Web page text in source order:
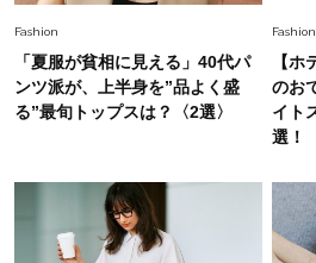
選び」！
Fashion 2026.7.9
スタイリストが本気
Fashion
Fashion
「夏服が貧相に見える」40代パ
ンツ派が、上半身を”品よく盛
る”最旬トップスは？〈2選〉
Fashion
【
のお
イト
選！